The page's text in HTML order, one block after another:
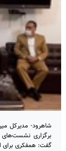
شاهرود- مدیرکل
برگزاری نشست‌های
گفت: همفکری برای